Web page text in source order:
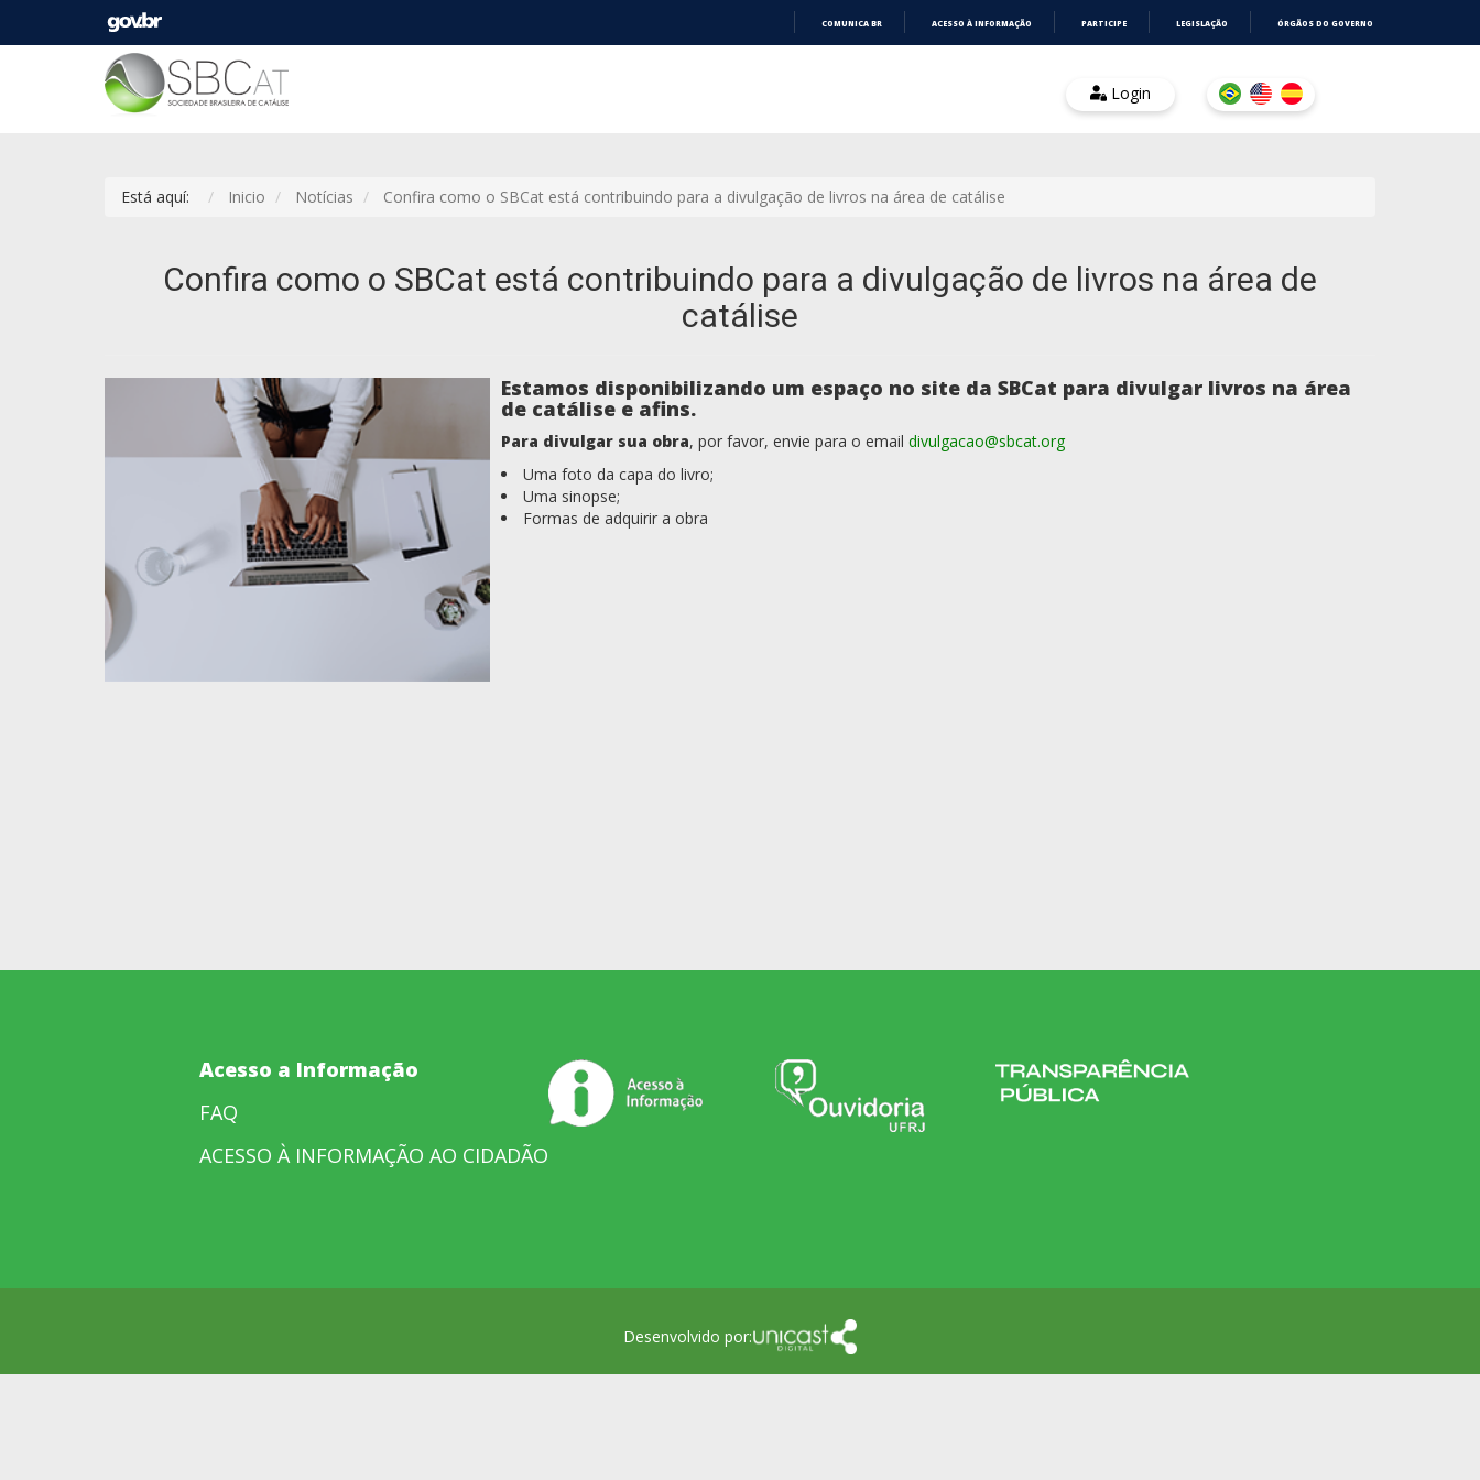
COMUNICA BR ACESSO À INFORMAÇÃO PARTICIPE LEGISLAÇÃO ÓRGÃOS DO GOVERNO
Login
Está aquí: Inicio Notícias Confira como o SBCat está contribuindo para a divulgação de livros na área de catálise
Confira como o SBCat está contribuindo para a divulgação de livros na área de
catálise
Estamos disponibilizando um espaço no site da SBCat para divulgar livros na área
de catálise e afins.
Para divulgar sua obra, por favor, envie para o email divulgacao@sbcat.org
Uma foto da capa do livro;
Uma sinopse;
Formas de adquirir a obra
Acesso a Informação
FAQ
ACESSO À INFORMAÇÃO AO CIDADÃO
Desenvolvido por: